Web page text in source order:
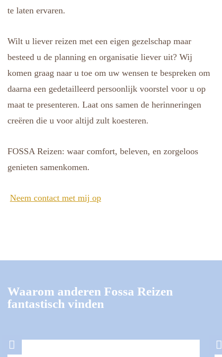
te laten ervaren.
Wilt u liever reizen met een eigen gezelschap maar
besteed u de planning en organisatie liever uit? Wij
komen graag naar u toe om uw wensen te bespreken om
daarna een gedetailleerd persoonlijk voorstel voor u op
maat te presenteren. Laat ons samen de herinneringen
creëren die u voor altijd zult koesteren.
FOSSA Reizen: waar comfort, beleven, en zorgeloos
genieten samenkomen.
Neem contact met mij op
Waarom anderen Fossa Reizen
fantastisch vinden